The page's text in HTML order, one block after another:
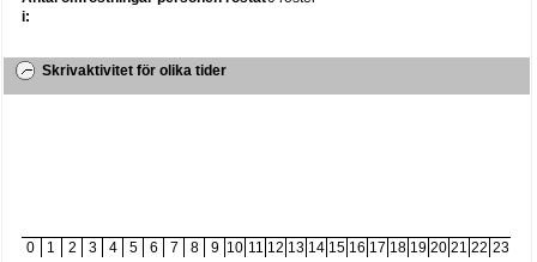
i:
Skrivaktivitet för olika tider
0 1 2 3 4 5 6 7 8 9 10 11 12 13 14 15 16 17 18 19 20 21 22 23